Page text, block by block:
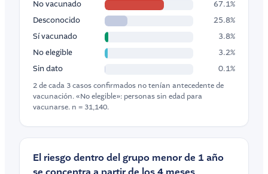
No vacunado 67.1%
Desconocido 25.8%
Sí vacunado 3.8%
No elegible 3.2%
Sin dato 0.1%
2 de cada 3 casos confirmados no tenían antecedente de
vacunación. «No elegible»: personas sin edad para
vacunarse. n = 31,140.
El riesgo dentro del grupo menor de 1 año